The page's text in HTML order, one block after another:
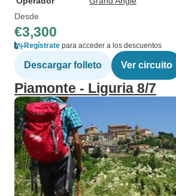
Desde
€3,300
Regístrate para acceder a los descuentos
Descargar folleto Ver circuito
Piamonte - Liguria 8/7